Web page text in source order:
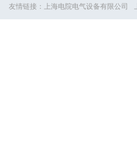
友情链接： 上海电院电气设备有限公司